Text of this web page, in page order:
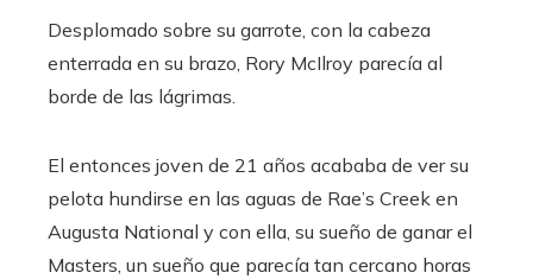
Desplomado sobre su garrote, con la cabeza
enterrada en su brazo, Rory McIlroy parecía al
borde de las lágrimas.
El entonces joven de 21 años acababa de ver su
pelota hundirse en las aguas de Rae’s Creek en
Augusta National y con ella, su sueño de ganar el
Masters, un sueño que parecía tan cercano horas